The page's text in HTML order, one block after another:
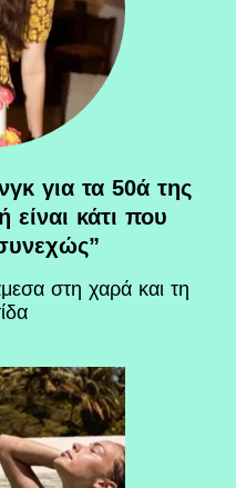
για τα 50ά της
είναι κάτι που
στη χαρά και τη